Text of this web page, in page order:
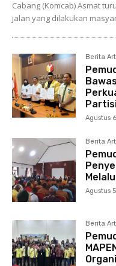
Cabang (Komcab) Asmat
jalan yang dilakukan
Berita
Agustus
Berita
Agustus
Berita